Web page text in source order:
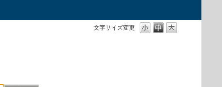
文字サイズ変更